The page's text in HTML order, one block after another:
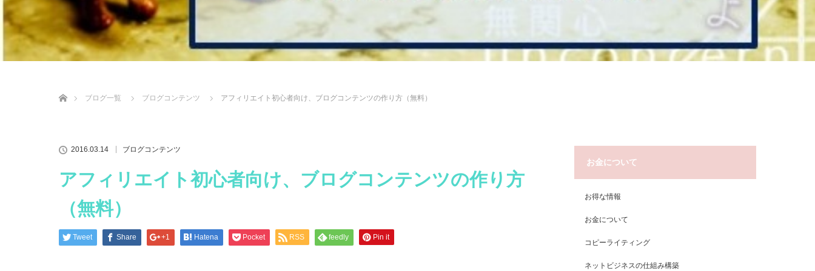
ブログ一覧
ブログコンテンツ アフィリエイト初心者向け、ブログコンテンツの作り方（無料）
2016.03.14 ブログコンテンツ
アフィリエイト初心者向け、ブログコンテンツの作り方
（無料）
Tweet Share +1 Hatena Pocket RSS feedly Pin it
お金について
お得な情報
お金について
コピーライティング
ネットビジネスの仕組み構築